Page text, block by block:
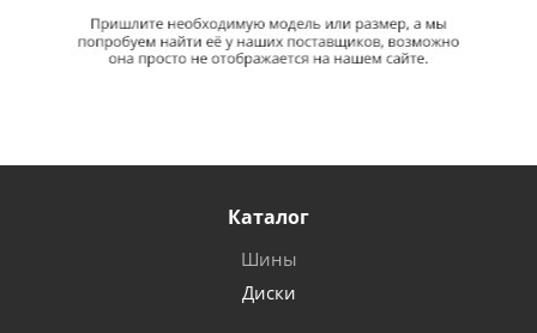
Каталог
Шины
Диски